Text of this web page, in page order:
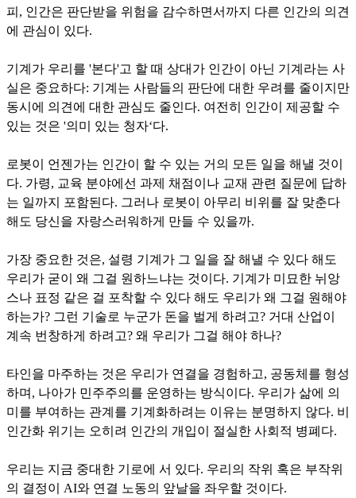
피, 인간은 판단받을 위험을 감수하면서까지 다른 인간의 의견
에 관심이 있다.
기계가 우리를 '본다'고 할 때 상대가 인간이 아닌 기계라는 사
실은 중요하다: 기계는 사람들의 판단에 대한 우려를 줄이지만
동시에 의견에 대한 관심도 줄인다. 여전히 인간이 제공할 수
있는 것은 '의미 있는 청자‘다.
로봇이 언젠가는 인간이 할 수 있는 거의 모든 일을 해낼 것이
다. 가령, 교육 분야에선 과제 채점이나 교재 관련 질문에 답하
는 일까지 포함된다. 그러나 로봇이 아무리 비위를 잘 맞춘다
해도 당신을 자랑스러워하게 만들 수 있을까.
가장 중요한 것은, 설령 기계가 그 일을 잘 해낼 수 있다 해도
우리가 굳이 왜 그걸 원하느냐는 것이다. 기계가 미묘한 뉘앙
스나 표정 같은 걸 포착할 수 있다 해도 우리가 왜 그걸 원해야
하는가? 그런 기술로 누군가 돈을 벌게 하려고? 거대 산업이
계속 번창하게 하려고? 왜 우리가 그걸 해야 하나?
타인을 마주하는 것은 우리가 연결을 경험하고, 공동체를 형성
하며, 나아가 민주주의를 운영하는 방식이다. 우리가 삶에 의
미를 부여하는 관계를 기계화하려는 이유는 분명하지 않다. 비
인간화 위기는 오히려 인간의 개입이 절실한 사회적 병폐다.
우리는 지금 중대한 기로에 서 있다. 우리의 작위 혹은 부작위
의 결정이 AI와 연결 노동의 앞날을 좌우할 것이다.